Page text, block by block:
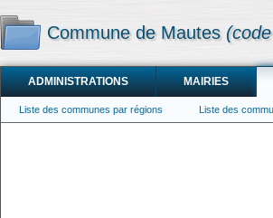
Commune de Mautes
ADMINISTRATIONS MAIRIES
Liste des communes par régions Liste des